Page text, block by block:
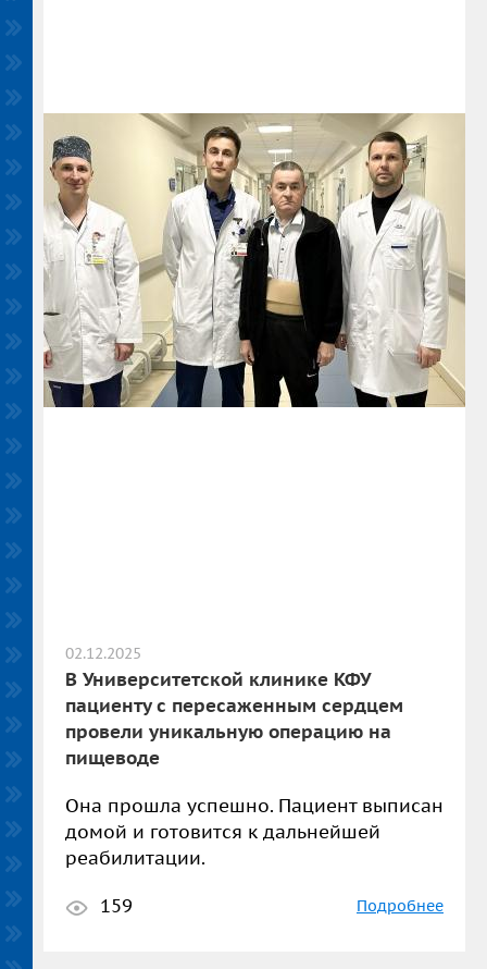
02.12.2025
В Университетской клинике КФУ
пациенту с пересаженным сердцем
провели уникальную операцию на
пищеводе
Она прошла успешно. Пациент выписан
домой и готовится к дальнейшей
реабилитации.
159
Подробнее